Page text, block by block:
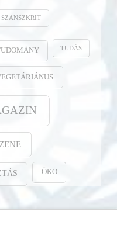
SZANSZKRIT
TUDÁS
ZENE
ÖKO